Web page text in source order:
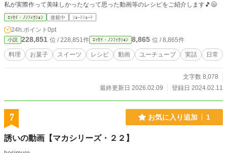
私が実際作って美味しかったなって思った動画等のレシピをご紹介します🎵😄
ｴｯｾｲ・ﾉﾝﾌｨｸｼｮﾝ 連載中 ｼｮｰﾄｼｮｰﾄ
24h.ポイント 0pt
小説 228,851 位 / 228,851件 ｴｯｾｲ・ﾉﾝﾌｨｸｼｮﾝ 8,865 位 / 8,865件
料理 お菓子 スイーツ レシピ 動画 ユーチューブ 実話 日常
文字数 8,078
最終更新日 2026.02.09
登録日 2024.02.11
7 お気に入り追加 1
誘いの動画【マカシリーズ・２２】